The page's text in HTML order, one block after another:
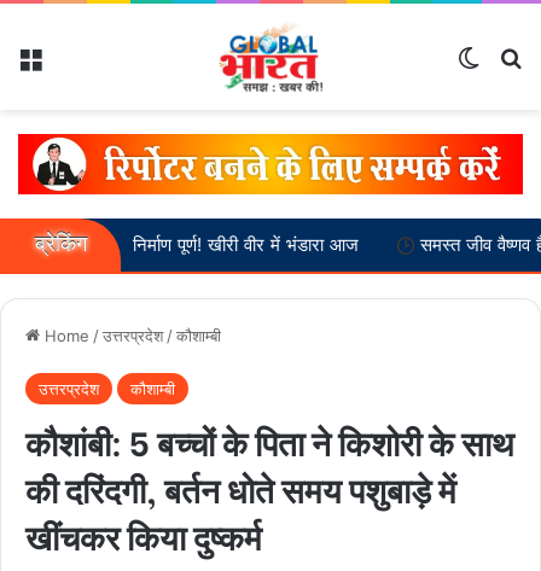
Menu
ब्रेकिंग
मंदिर निर्माण पूर्ण! खीरी वीर में भंडारा आज समस्त जीव वैष्णव हैं :-- स्वामी
Home /उत्तरप्रदेश /कौशाम्बी
उत्तरप्रदेश कौशाम्बी
कौशांबी: 5 बच्चों के पिता ने किशोरी के साथ
की दरिंदगी, बर्तन धोते समय पशुबाड़े में
खींचकर किया दुष्कर्म